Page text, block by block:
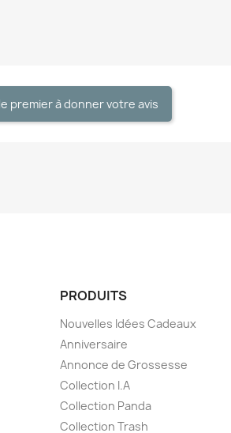
premier à donner votre avis
PRODUITS
Nouvelles Idées Cadeaux
Anniversaire
Annonce de Grossesse
Collection I.A
Collection Panda
Collection Trash